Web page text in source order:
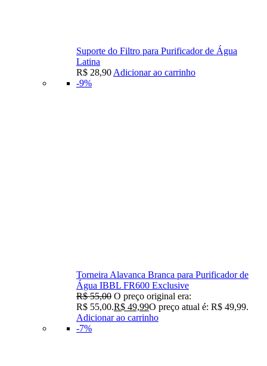
Suporte do Filtro para Purificador de Água
Latina
R$ 28,90 Adicionar ao carrinho
-9%
Torneira Alavanca Branca para Purificador de
Água IBBL FR600 Exclusive
R$55,00 O preço original era:
R$ 55,00.R$ 49,99O preço atual é: R$ 49,99.
Adicionar ao carrinho
-7%